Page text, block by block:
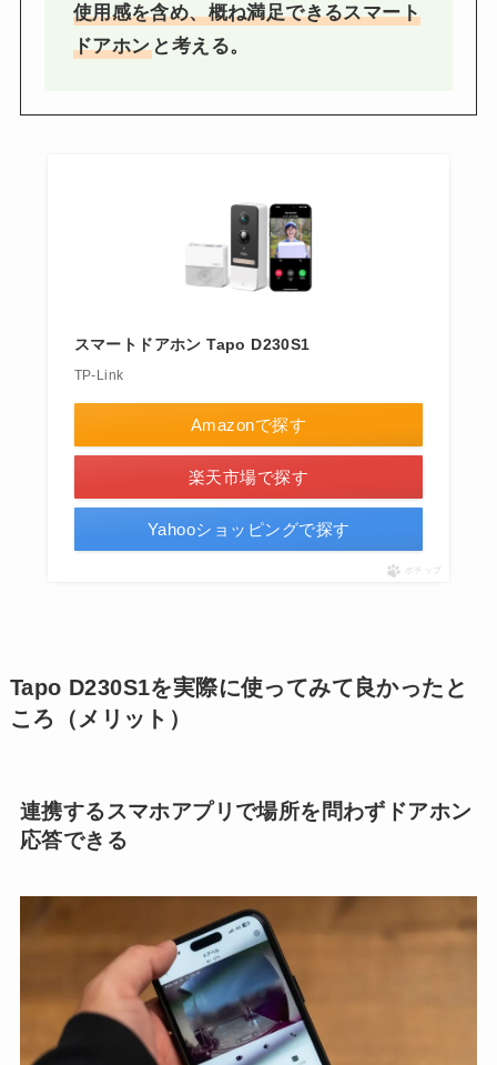
使用感を含め、概ね満足できるスマート
ドアホン と考える。
スマートドアホン Tapo D230S1
TP-Link
Amazonで探す
楽天市場で探す
Yahooショッピングで探す
ポチップ
Tapo D230S1を実際に使ってみて良かったと
ころ（メリット）
連携するスマホアプリで場所を問わずドアホン
応答できる